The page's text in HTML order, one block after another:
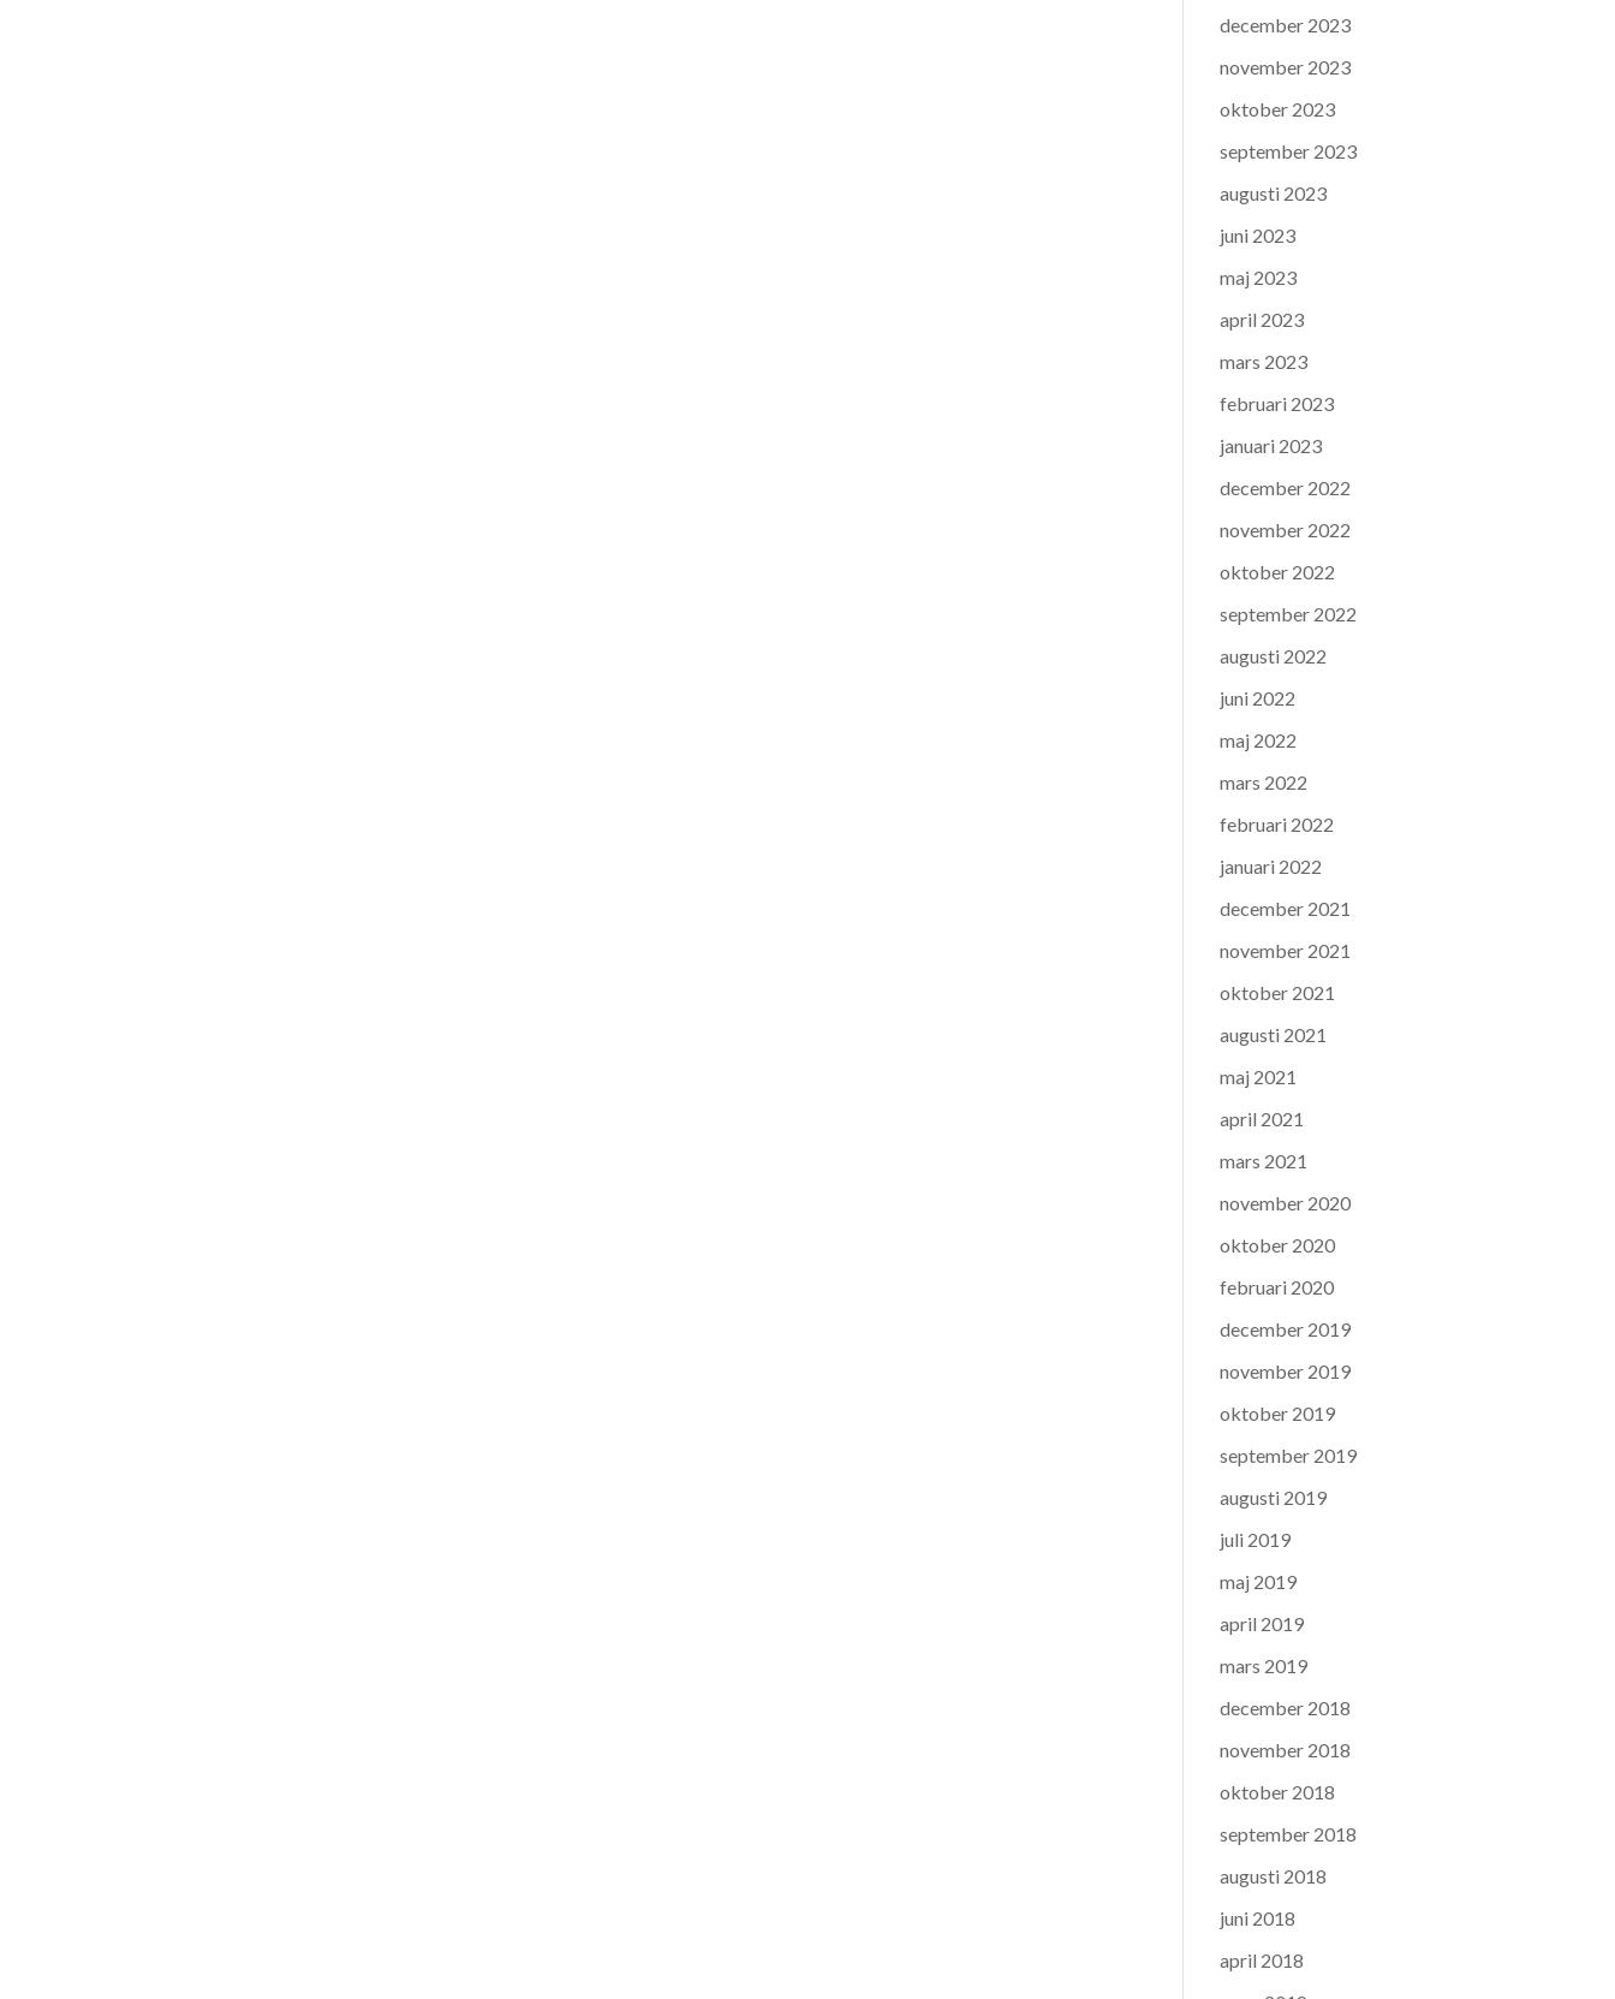
december 2023
november 2023
oktober 2023
september 2023
augusti 2023
juni 2023
maj 2023
april 2023
mars 2023
februari 2023
januari 2023
december 2022
november 2022
oktober 2022
september 2022
augusti 2022
juni 2022
maj 2022
mars 2022
februari 2022
januari 2022
december 2021
november 2021
oktober 2021
augusti 2021
maj 2021
april 2021
mars 2021
november 2020
oktober 2020
februari 2020
december 2019
november 2019
oktober 2019
september 2019
augusti 2019
juli 2019
maj 2019
april 2019
mars 2019
december 2018
november 2018
oktober 2018
september 2018
augusti 2018
juni 2018
april 2018